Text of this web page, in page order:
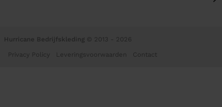
Hurricane Bedrijfskleding © 2013 - 2026
Privacy Policy Leveringsvoorwaarden Contact